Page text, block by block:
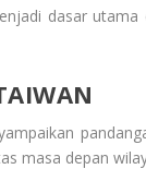
dasar
masa depan